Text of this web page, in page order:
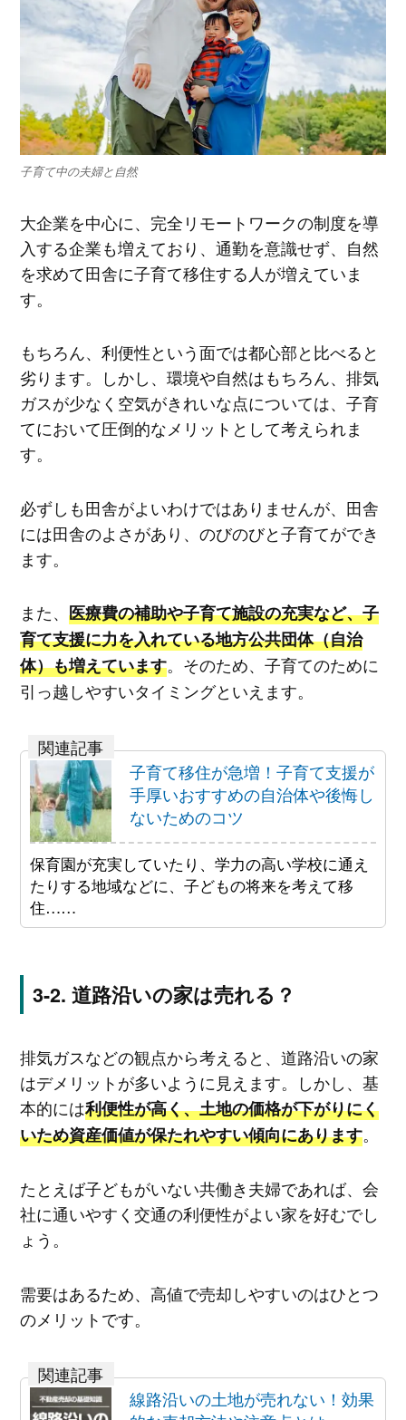
子育て中の夫婦と自然
大企業を中心に、完全リモートワークの制度を導
入する企業も増えており、通勤を意識せず、自然
を求めて田舎に子育て移住する人が増えていま
す。
もちろん、利便性という面では都心部と比べると
劣ります。しかし、環境や自然はもちろん、排気
ガスが少なく空気がきれいな点については、子育
てにおいて圧倒的なメリットとして考えられま
す。
必ずしも田舎がよいわけではありませんが、田舎
には田舎のよさがあり、のびのびと子育てができ
ます。
また、 医療費の補助や子育て施設の充実など、子
育て支援に力を入れている地方公共団体（自治
体）も増えています。そのため、子育てのために
引っ越しやすいタイミングといえます。
子育て移住が急増！子育て支援が
手厚いおすすめの自治体や後悔し
ないためのコツ
保育園が充実していたり、学力の高い学校に通え
たりする地域などに、子どもの将来を考えて移
住……
道路沿いの家は売れる？
排気ガスなどの観点から考えると、道路沿いの家
はデメリットが多いように見えます。しかし、基
本的には利便性が高く、土地の価格が下がりにく
いため資産価値が保たれやすい傾向にあります。
たとえば子どもがいない共働き夫婦であれば、会
社に通いやすく交通の利便性がよい家を好むでし
ょう。
需要はあるため、高値で売却しやすいのはひとつ
のメリットです。
線路沿いの土地が売れない！効果